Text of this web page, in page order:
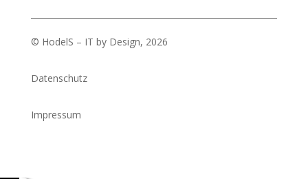
© HodelS – IT by Design, 2026
Datenschutz
Impressum